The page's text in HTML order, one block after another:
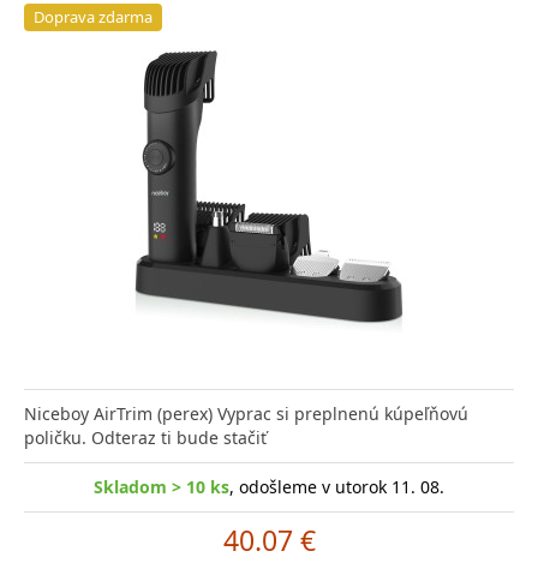
Doprava zdarma
Niceboy AirTrim (perex) Vyprac si preplnenú kúpeľňovú
poličku. Odteraz ti bude stačiť
Skladom > 10 ks, odošleme v utorok 11. 08.
40.07 €